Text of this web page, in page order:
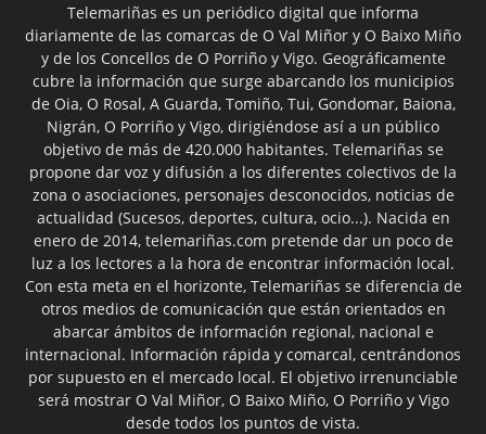
Telemariñas es un periódico digital que informa
diariamente de las comarcas de O Val Miñor y O Baixo Miño
y de los Concellos de O Porriño y Vigo. Geográficamente
cubre la información que surge abarcando los municipios
de Oia, O Rosal, A Guarda, Tomiño, Tui, Gondomar, Baiona,
Nigrán, O Porriño y Vigo, dirigiéndose así a un público
objetivo de más de 420.000 habitantes. Telemariñas se
propone dar voz y difusión a los diferentes colectivos de la
zona o asociaciones, personajes desconocidos, noticias de
actualidad (Sucesos, deportes, cultura, ocio...). Nacida en
enero de 2014, telemariñas.com pretende dar un poco de
luz a los lectores a la hora de encontrar información local.
Con esta meta en el horizonte, Telemariñas se diferencia de
otros medios de comunicación que están orientados en
abarcar ámbitos de información regional, nacional e
internacional. Información rápida y comarcal, centrándonos
por supuesto en el mercado local. El objetivo irrenunciable
será mostrar O Val Miñor, O Baixo Miño, O Porriño y Vigo
desde todos los puntos de vista.